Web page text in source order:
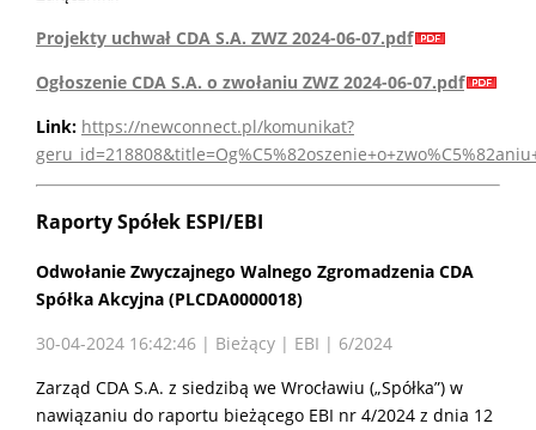
Projekty uchwał CDA S.A. ZWZ 2024-06-07.pdf
Ogłoszenie CDA S.A. o zwołaniu ZWZ 2024-06-07.pdf
Link: https://newconnect.pl/komunikat?
Raporty Spółek ESPI/EBI
Odwołanie Zwyczajnego Walnego Zgromadzenia CDA
Spółka Akcyjna (PLCDA0000018)
30-04-2024 16:42:46 | Bieżący | EBI | 6/2024
Zarząd CDA S.A. z siedzibą we Wrocławiu („Spółka”) w
nawiązaniu do raportu bieżącego EBI nr 4/2024 z dnia 12